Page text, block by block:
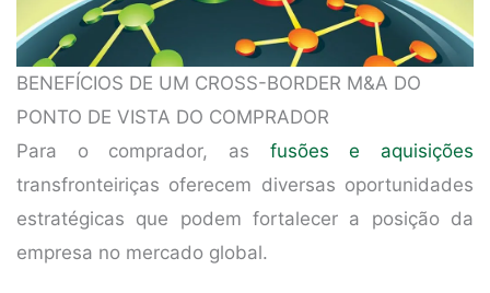
BENEFÍCIOS DE UM CROSS-BORDER M&A DO
PONTO DE VISTA DO COMPRADOR
Para o comprador, as fusões e aquisições
transfronteiriças oferecem diversas oportunidades
estratégicas que podem fortalecer a posição da
empresa no mercado global.